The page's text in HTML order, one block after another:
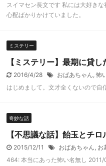
スイマセン長文です 私には大好き
心配ばかりかけていました。
ミステリー
【ミステリー】最期に貸し
2016/4/28 おばあちゃん 怖
はじめまして。文才全くないので自
奇妙な話
【不思議な話】飴玉とチロ
2015/12/11 おばあちゃん お
464: 本当にあった怖い名無し